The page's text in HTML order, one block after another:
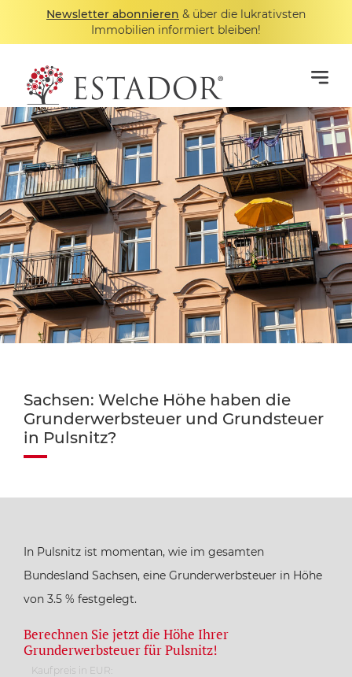
Newsletter abonnieren & über die lukrativsten
Immobilien informiert bleiben!
Sachsen: Welche Höhe haben die
Grunderwerbsteuer und Grundsteuer
in Pulsnitz?
In Pulsnitz ist momentan, wie im gesamten
Bundesland Sachsen, eine Grunderwerbsteuer in Höhe
von 3.5 % festgelegt.
Berechnen Sie jetzt die Höhe Ihrer
Grunderwerbsteuer für Pulsnitz!
Kaufpreis in EUR: